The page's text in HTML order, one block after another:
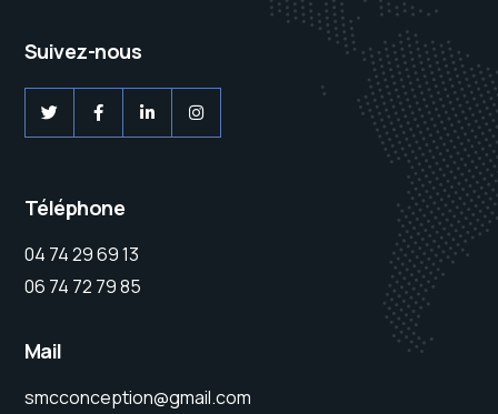
Suivez-nous
Téléphone
04 74 29 69 13
06 74 72 79 85
Mail
smcconception@gmail.com